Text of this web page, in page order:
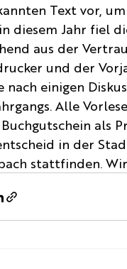
Text vor,
diesem Jahr fiel
aus der
und der
nach einigen
Alle
als
in der
stattfinden.